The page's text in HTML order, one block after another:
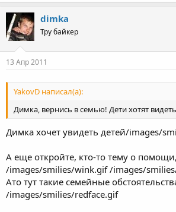
dimka
Тру байкер
13 Апр 2011
YakovD написал(а):
Димка, вернись в семью! Дети хотят
Димка хочет увидеть детей/images/
А еще откройте, кто-то тему о
/images/smilies/wink.gif /images/
Ато тут такие семейные
/images/smilies/redface.gif